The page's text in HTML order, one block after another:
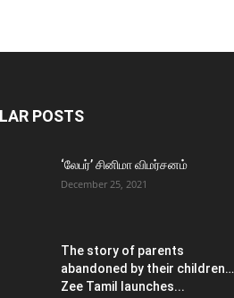
POSTS
‘லேபர்’ சினிமா விமர்சனம்
December 25, 2021
The story of parents
abandoned by their children…
Zee Tamil launches...